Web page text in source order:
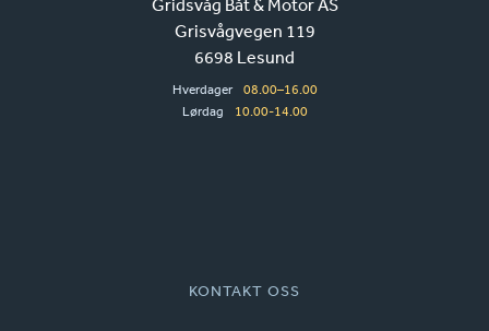
Gridsvåg Båt & Motor AS
Grisvågvegen 119
6698 Lesund
Hverdager
08.00–16.00
Lørdag
10.00-14.00
KONTAKT OSS